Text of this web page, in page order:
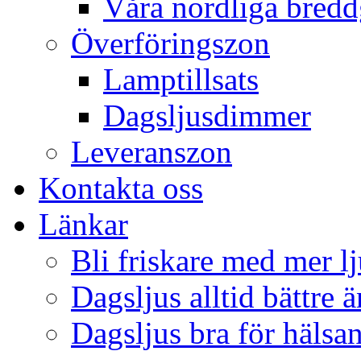
Överföringszon
Lamptillsats
Dagsljusdimmer
Leveranszon
Kontakta oss
Länkar
Bli friskare med mer
Dagsljus alltid bättre
Dagsljus bra för